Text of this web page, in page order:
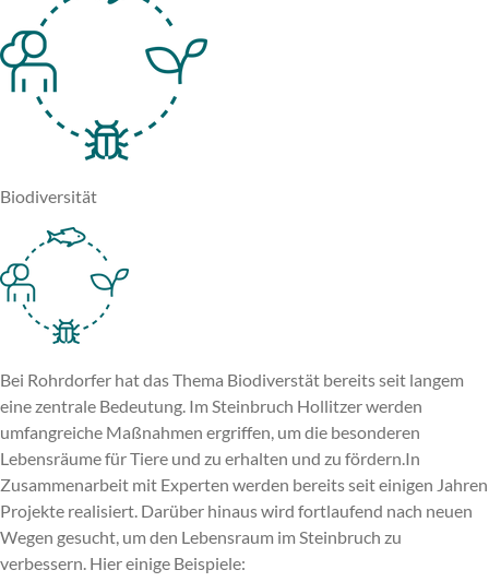
Biodiversität
Bei Rohrdorfer hat das Thema Biodiverstät bereits seit langem
eine zentrale Bedeutung. Im Steinbruch Hollitzer werden
umfangreiche Maßnahmen ergriffen, um die besonderen
Lebensräume für Tiere und zu erhalten und zu fördern.In
Zusammenarbeit mit Experten werden bereits seit einigen Jahren
Projekte realisiert. Darüber hinaus wird fortlaufend nach neuen
Wegen gesucht, um den Lebensraum im Steinbruch zu
verbessern. Hier einige Beispiele: